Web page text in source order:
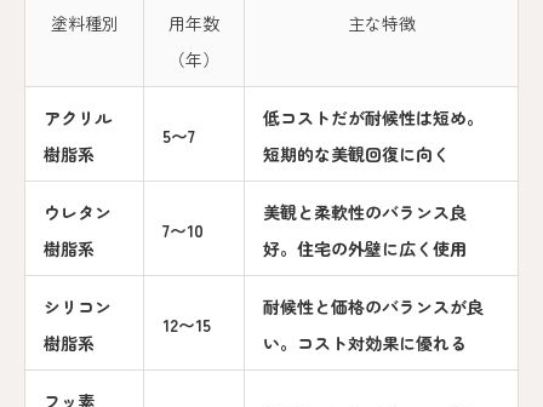
塗料種別
用年数
（年）
主な特徴
アクリル
樹脂系
5〜7
低コストだが耐候性は短め。
短期的な美観回復に向く
ウレタン
樹脂系
7〜10
美観と柔軟性のバランス良
好。住宅の外壁に広く使用
シリコン
樹脂系
12〜15
耐候性と価格のバランスが良
い。コスト対効果に優れる
フッ素